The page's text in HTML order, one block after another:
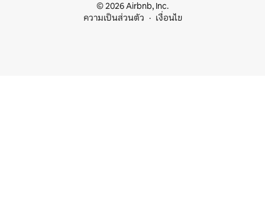
© 2026 Airbnb, Inc.
ความเป็นส่วนตัว
เงื่อนไข